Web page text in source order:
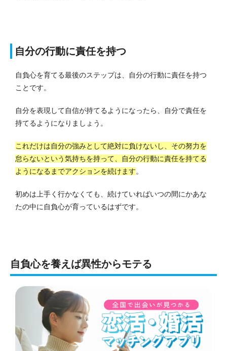
自分の行動に責任を持つ
自負心を育てる最後のステップは、自分の行動に責任を持つ
ことです。
自分を表現して自信が持てるようになったら、自分で責任を
持てるようになりましょう。
これだけは自分の強みとして絶対に負けないし、その努力を
怠らないという気持ちを持って、自分の行動に責任を持てる
ようになるまでアクションを続けます。
初めは上手く行かなくても、続けていればいつの間にかあな
たの中に自負心が育っているはずです。
自負心を養えば異性からモテる